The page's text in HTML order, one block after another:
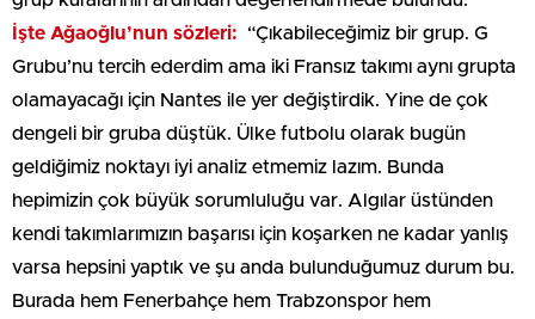
İşte Ağaoğlu’nun sözleri: “Çıkabileceğimiz bir grup. G
Grubu’nu tercih ederdim ama iki Fransız takımı aynı grupta
olamayacağı için Nantes ile yer değiştirdik. Yine de çok
dengeli bir gruba düştük. Ülke futbolu olarak bugün
geldiğimiz noktayı iyi analiz etmemiz lazım. Bunda
hepimizin çok büyük sorumluluğu var. Algılar üstünden
kendi takımlarımızın başarısı için koşarken ne kadar yanlış
varsa hepsini yaptık ve şu anda bulunduğumuz durum bu.
Burada hem Fenerbahçe hem Trabzonspor hem